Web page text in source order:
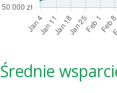
Średnie